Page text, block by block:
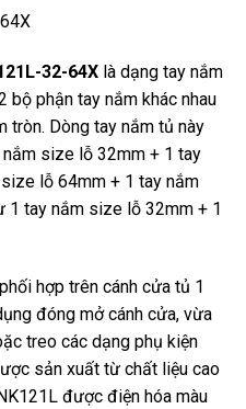
32-64X là dạng tay nắm
phận tay nắm khác nhau
tròn. Dòng tay nắm tủ này
size lỗ 32mm + 1 tay
lỗ 64mm + 1 tay nắm
tay nắm size lỗ 32mm + 1
hợp trên cánh cửa tủ 1
đóng mở cánh cửa, vừa
treo các dạng phụ kiện
sản xuất từ chất liệu cao
được điện hóa màu